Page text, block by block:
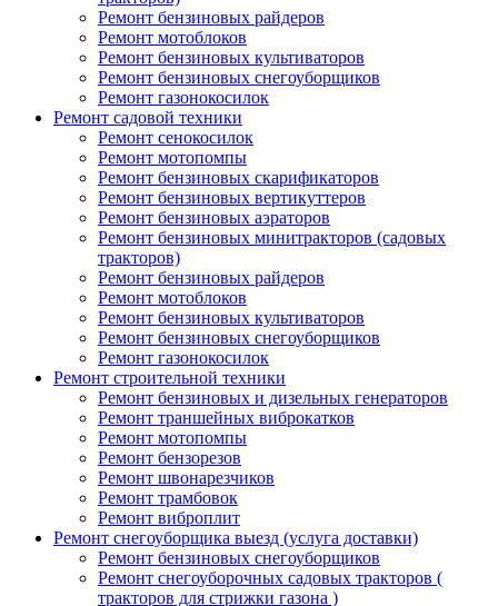
Ремонт бензиновых райдеров
Ремонт мотоблоков
Ремонт бензиновых культиваторов
Ремонт бензиновых снегоуборщиков
Ремонт газонокосилок
Ремонт садовой техники
Ремонт сенокосилок
Ремонт мотопомпы
Ремонт бензиновых скарификаторов
Ремонт бензиновых вертикуттеров
Ремонт бензиновых аэраторов
Ремонт бензиновых минитракторов (садовых
тракторов)
Ремонт бензиновых райдеров
Ремонт мотоблоков
Ремонт бензиновых культиваторов
Ремонт бензиновых снегоуборщиков
Ремонт газонокосилок
Ремонт строительной техники
Ремонт бензиновых и дизельных генераторов
Ремонт траншейных виброкатков
Ремонт мотопомпы
Ремонт бензорезов
Ремонт швонарезчиков
Ремонт трамбовок
Ремонт виброплит
Ремонт снегоуборщика выезд (услуга доставки)
Ремонт бензиновых снегоуборщиков
Ремонт снегоуборочных садовых тракторов (
тракторов для стрижки газона )